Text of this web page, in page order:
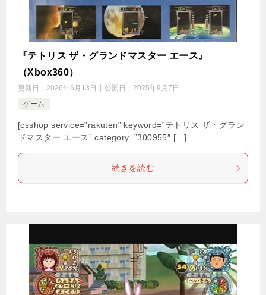
『テトリス ザ・グランドマスター エース』
（Xbox360）
更新日： 2026年6月13日 公開日： 2025年9月7日
ゲーム
[csshop service=”rakuten” keyword=”テトリス ザ・グラン
ドマスター エース” category=”300955″ […]
続きを読む